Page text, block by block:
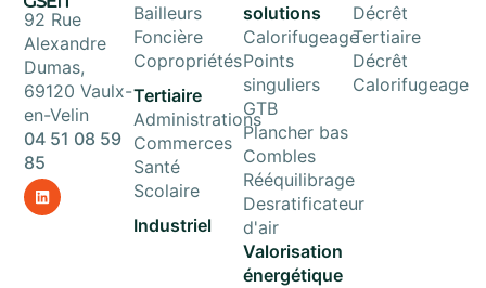
92 Rue
Alexandre
Dumas,
69120 Vaulx-
en-Velin
04 51 08 59
85
Bailleurs
Foncière
Copropriétés
Tertiaire
Administrations
Commerces
Santé
Scolaire
Industriel
solutions
Calorifugeage
Points
singuliers
GTB
Plancher bas
Combles
Rééquilibrage
Desratificateur
d'air
Valorisation
énergétique
Décrêt
Tertiaire
Décrêt
Calorifugeage